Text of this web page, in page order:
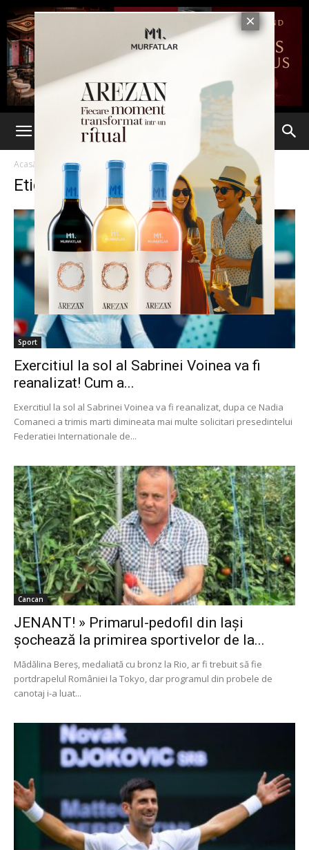
Acasă Etichete Jocurile Olimpice
Etichetă: Jocurile Olimpice
Sport
Exercitiul la sol al Sabrinei Voinea va fi
reanalizat! Cum a...
Exercitiul la sol al Sabrinei Voinea va fi reanalizat, dupa ce Nadia
Comaneci a trimis marti dimineata mai multe solicitari presedintelui
Federatiei Internationale de...
Cancan
JENANT! » Primarul-pedofil din Iași
șochează la primirea sportivelor de la...
Mădălina Bereș, medaliată cu bronz la Rio, ar fi trebuit să fie
portdrapelul României la Tokyo, dar programul din probele de
canotaj i-a luat...